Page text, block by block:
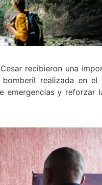
recibieron una
realizada en el
emergencias y reforzar